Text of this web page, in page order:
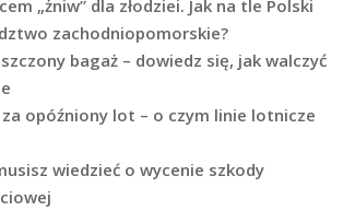
„żniw” dla złodziei. Jak na tle Polski
zachodniopomorskie?
bagaż – dowiedz się, jak walczyć
opóźniony lot – o czym linie lotnicze
wiedzieć o wycenie szkody